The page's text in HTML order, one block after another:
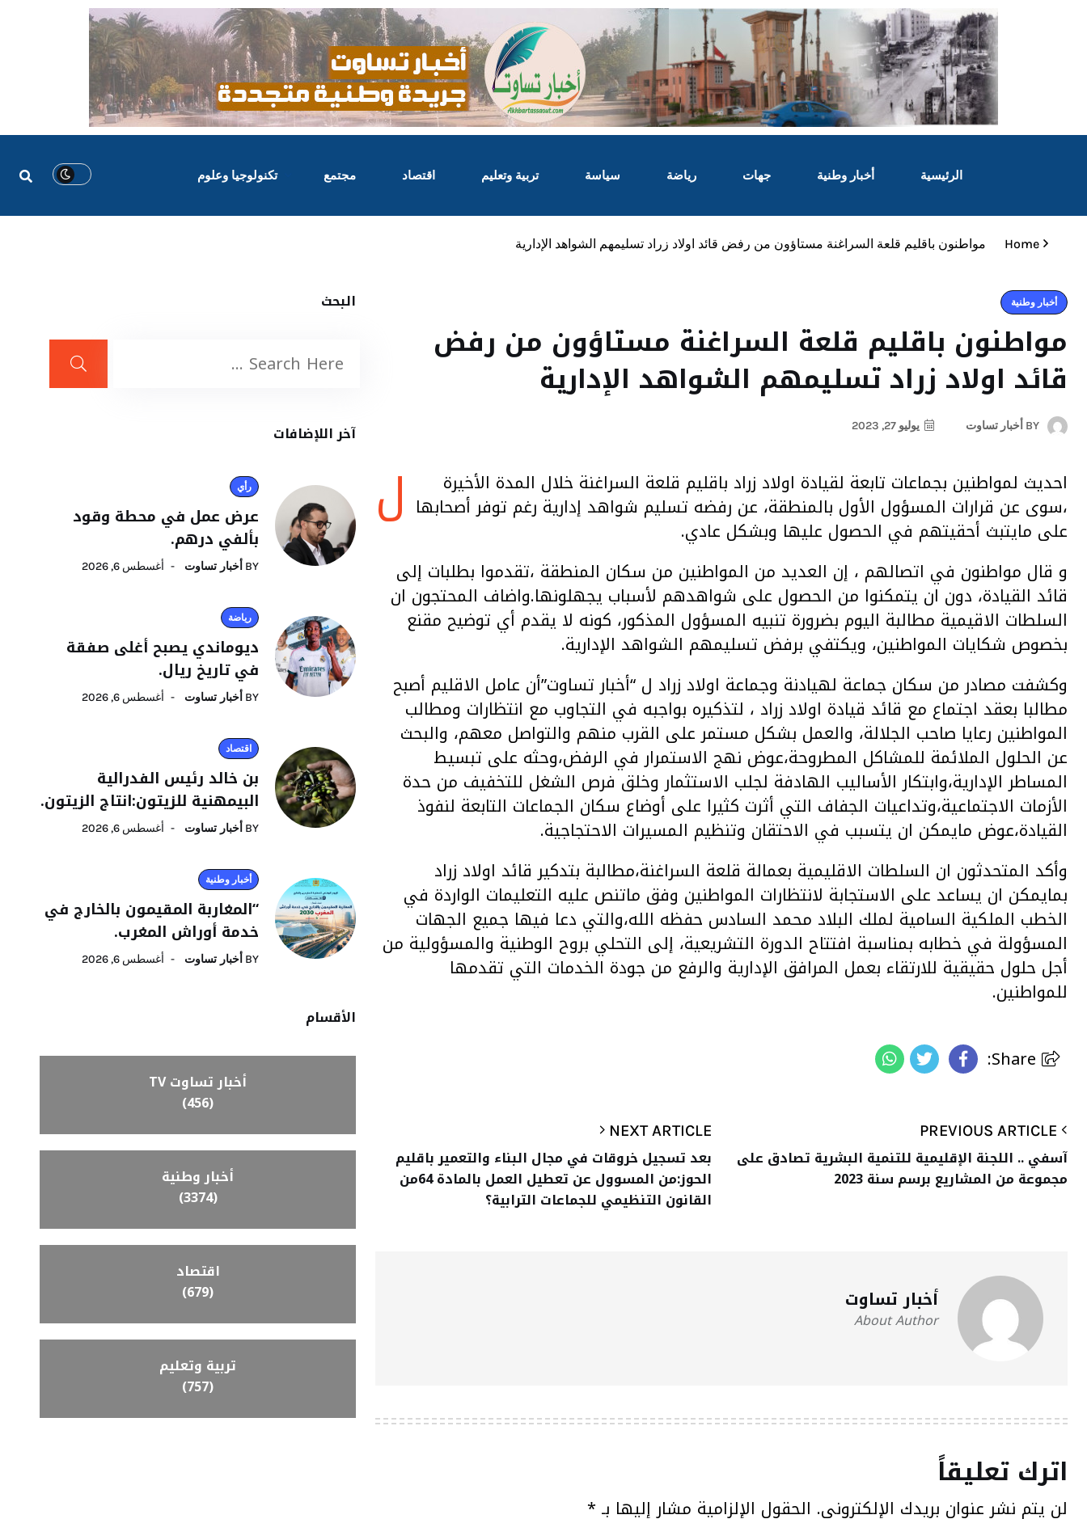
الرئيسية أخبار وطنية جهات رياضة سياسة تربية وتعليم اقتصاد مجتمع تكنولوجيا وعلوم
Home مواطنون باقليم قلعة السراغنة مستاؤون من رفض قائد اولاد زراد تسليمهم الشواهد الإدارية
أخبار وطنية
مواطنون باقليم قلعة السراغنة مستاؤون من رفض
قائد اولاد زراد تسليمهم الشواهد الإدارية
BY أخبار تساوت يوليو 27, 2023
ل احديث لمواطنين بجماعات تابعة لقيادة اولاد زراد باقليم قلعة السراغنة خلال المدة الأخيرة
،سوى عن قرارات المسؤول الأول بالمنطقة، عن رفضه تسليم شواهد إدارية رغم توفر أصحابها
على مايتبث أحقيتهم في الحصول عليها وبشكل عادي.
و قال مواطنون في اتصالهم ، إن العديد من المواطنين من سكان المنطقة ،تقدموا بطلبات إلى
قائد القيادة، دون ان يتمكنوا من الحصول على شواهدهم لأسباب يجهلونها.واضاف المحتجون ان
السلطات الاقيمية مطالبة اليوم بضرورة تنبيه المسؤول المذكور، كونه لا يقدم أي توضيح مقنع
بخصوص شكايات المواطنين، ويكتفي برفض تسليمهم الشواهد الإدارية.
وكشفت مصادر من سكان جماعة لهيادنة وجماعة اولاد زراد ل “أخبار تساوت”أن عامل الاقليم أصبح
مطالبا بعقد اجتماع مع قائد قيادة اولاد زراد ، لتذكيره بواجبه في التجاوب مع انتظارات ومطالب
المواطنين رعايا صاحب الجلالة، والعمل بشكل مستمر على القرب منهم والتواصل معهم، والبحث
عن الحلول الملائمة للمشاكل المطروحة،عوض نهج الاستمرار في الرفض،وحثه على تبسيط
المساطر الإدارية،وابتكار الأساليب الهادفة لجلب الاستثمار وخلق فرص الشغل للتخفيف من حدة
الأزمات الاجتماعية،وتداعيات الجفاف التي أثرت كثيرا على أوضاع سكان الجماعات التابعة لنفوذ
القيادة،عوض مايمكن ان يتسبب في الاحتقان وتنظيم المسيرات الاحتجاجية.
وأكد المتحدثون ان السلطات الاقليمية بعمالة قلعة السراغنة،مطالبة بتدكير قائد اولاد زراد
بمايمكن ان يساعد على الاستجابة لانتظارات المواطنين وفق ماتنص عليه التعليمات الواردة في
الخطب الملكية السامية لملك البلاد محمد السادس حفظه الله،والتي دعا فيها جميع الجهات
المسؤولة في خطابه بمناسبة افتتاح الدورة التشريعية، إلى التحلي بروح الوطنية والمسؤولية من
أجل حلول حقيقية للارتقاء بعمل المرافق الإدارية والرفع من جودة الخدمات التي تقدمها
للمواطنين.
آسفي .. اللجنة الإقليمية للتنمية البشرية تصادق على
مجموعة من المشاريع برسم سنة 2023
NEXT ARTICLE
بعد تسجيل خروقات في مجال البناء والتعمير باقليم
الحوز:من المسوول عن تعطيل العمل بالمادة 64من
القانون التنظيمي للجماعات الترابية؟
أخبار تساوت
About Author
اترك تعليقاً
لن يتم نشر عنوان بريدك الإلكتروني. الحقول الإلزامية مشار إليها بـ *
البحث
آخر اللإضافات
رأي
عرض عمل في محطة وقود
بألفي درهم.
BY أخبار تساوت أغسطس 6, 2026
رياضة
ديوماندي يصبح أغلى صفقة
في تاريخ ريال.
BY أخبار تساوت أغسطس 6, 2026
اقتصاد
بن خالد رئيس الفدرالية
البيمهنية للزيتون:انتاج الزيتون.
BY أخبار تساوت أغسطس 6, 2026
أخبار وطنية
“المغاربة المقيمون بالخارج في
خدمة أوراش المغرب.
BY أخبار تساوت أغسطس 6, 2026
الأقسام
أخبار تساوت TV
(456)
أخبار وطنية
(3374)
اقتصاد
(679)
تربية وتعليم
(757)